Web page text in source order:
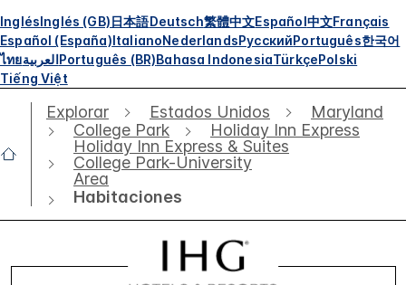
InglésInglés (GB)日本語Deutsch繁體中文Español中文Français
Español (España)ItalianoNederlandsРусскийPortuguês한국어
ไทยالعربيةPortuguês (BR)Bahasa IndonesiaTürkçePolski
Tiếng Việt
Explorar Estados Unidos
Maryland
College Park
Holiday Inn Express
Holiday Inn Express & Suites
College Park-University
Area
Habitaciones